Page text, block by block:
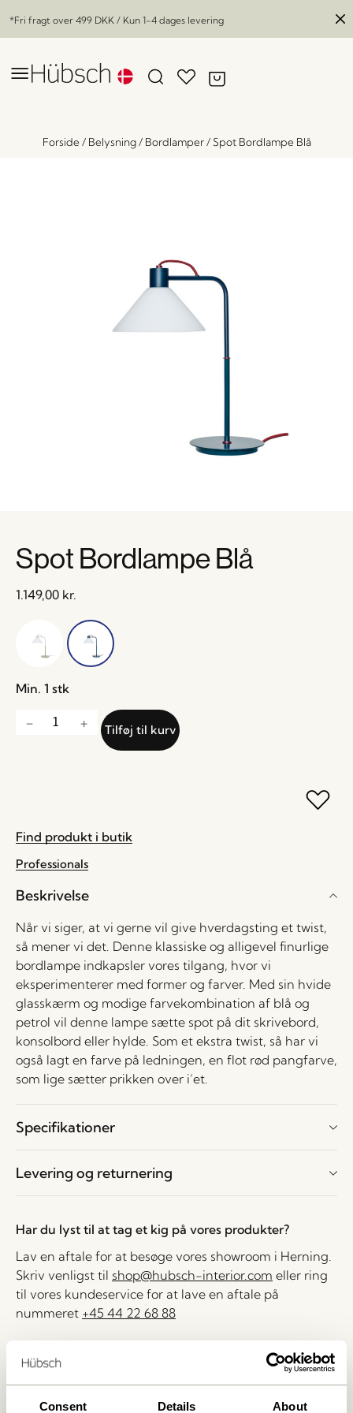
Consent Details About
*Fri fragt over 499 DKK / Kun 1-4 dages levering
Forside/ Belysning/ Bordlamper/ Spot Bordlampe Blå
Spot Bordlampe Blå
1.149,00 kr.
Min. 1 stk
Tilføj til kurv
Find produkt i butik
Professionals
Beskrivelse
Når vi siger, at vi gerne vil give hverdagsting et twist,
så mener vi det. Denne klassiske og alligevel finurlige
bordlampe indkapsler vores tilgang, hvor vi
eksperimenterer med former og farver. Med sin hvide
glasskærm og modige farvekombination af blå og
petrol vil denne lampe sætte spot på dit skrivebord,
konsolbord eller hylde. Som et ekstra twist, så har vi
også lagt en farve på ledningen, en flot rød pangfarve,
som lige sætter prikken over i’et.
Specifikationer
Levering og returnering
Har du lyst til at tag et kig på vores produkter?
Lav en aftale for at besøge vores showroom i Herning.
Skriv venligst til shop@hubsch-interior.com eller ring
til vores kundeservice for at lave en aftale på
nummeret +45 44 22 68 88
Levering indenfor 1-4 hverdage
Fri fragt over